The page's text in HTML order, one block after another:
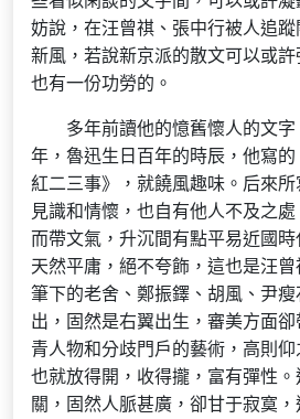
妨說，在汪曾祺、張中行被人追
新風，若說新京派的散文可以或
也有一份功勞的。
多年前讀他的憶舊懷人的文
年，魯迅生日百年的時辰，他寫
紅二三事》，就饒風趣味。后來
見識和情懷，也自有他人不及之
而帶文氣，升沉間有點平易近國
天然平庸，絕不夸飾，這也是汪
筆下的老舍、鄭振鐸、胡風、尹
出，固然是右翼出生，審美方面
青人物和分歧門戶的藝術，高則
也就放得開，收得攏，富有彈性
關，固然人脈甚廣，卻甘于寂寞